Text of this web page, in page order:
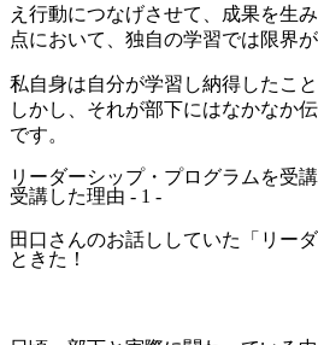
え行動につなげさせて、成果を生
点において、独自の学習では限界が
私自身は自分が学習し納得したこ
しかし、それが部下にはなかなか
です。
リーダーシップ・プログラムを受
受講した理由 - 1 -
田口さんのお話ししていた「リー
ときた！